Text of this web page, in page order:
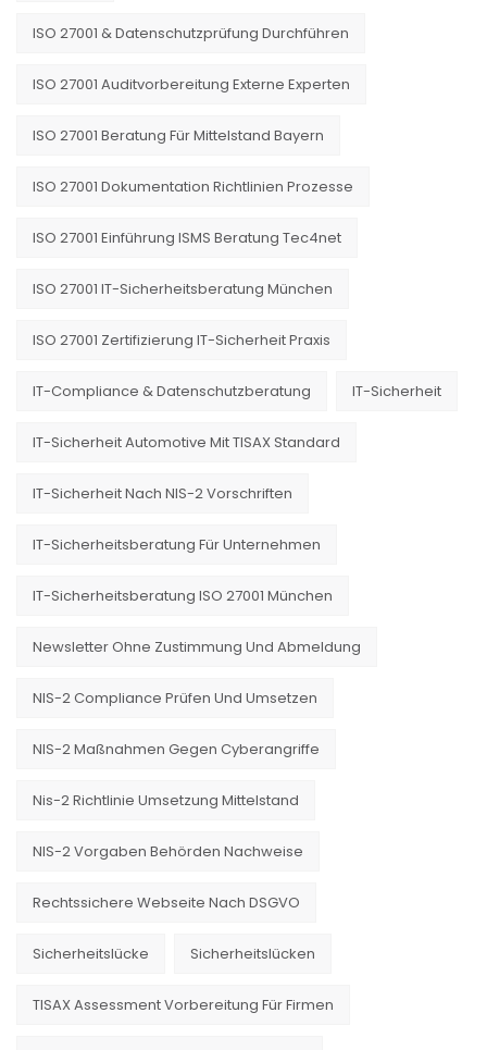
ISO 27001 & Datenschutzprüfung Durchführen
ISO 27001 Auditvorbereitung Externe Experten
ISO 27001 Beratung Für Mittelstand Bayern
ISO 27001 Dokumentation Richtlinien Prozesse
ISO 27001 Einführung ISMS Beratung Tec4net
ISO 27001 IT-Sicherheitsberatung München
ISO 27001 Zertifizierung IT-Sicherheit Praxis
IT-Compliance & Datenschutzberatung IT-Sicherheit
IT-Sicherheit Automotive Mit TISAX Standard
IT-Sicherheit Nach NIS-2 Vorschriften
IT-Sicherheitsberatung Für Unternehmen
IT-Sicherheitsberatung ISO 27001 München
Newsletter Ohne Zustimmung Und Abmeldung
NIS-2 Compliance Prüfen Und Umsetzen
NIS-2 Maßnahmen Gegen Cyberangriffe
Nis-2 Richtlinie Umsetzung Mittelstand
NIS-2 Vorgaben Behörden Nachweise
Rechtssichere Webseite Nach DSGVO
Sicherheitslücke Sicherheitslücken
TISAX Assessment Vorbereitung Für Firmen